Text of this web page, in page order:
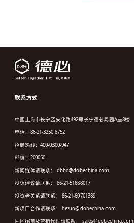
联系方式
中国上海市长宁区安化路492号长宁德必易园A座8楼
电话：86-21-3250 8752
招商热线：400-0300-947
邮编：200050
新闻媒体请联系： dbbd@dobechina.com
投诉建议请联系： 86-21-51688017
投资者关系请联系： 86-21-60701389
新项目合作请联系： hezuo@dobechina.com
园区招商及营销代理请联系： sales@dobechina.com